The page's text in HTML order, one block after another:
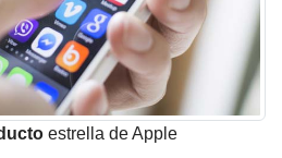
estrella de Apple